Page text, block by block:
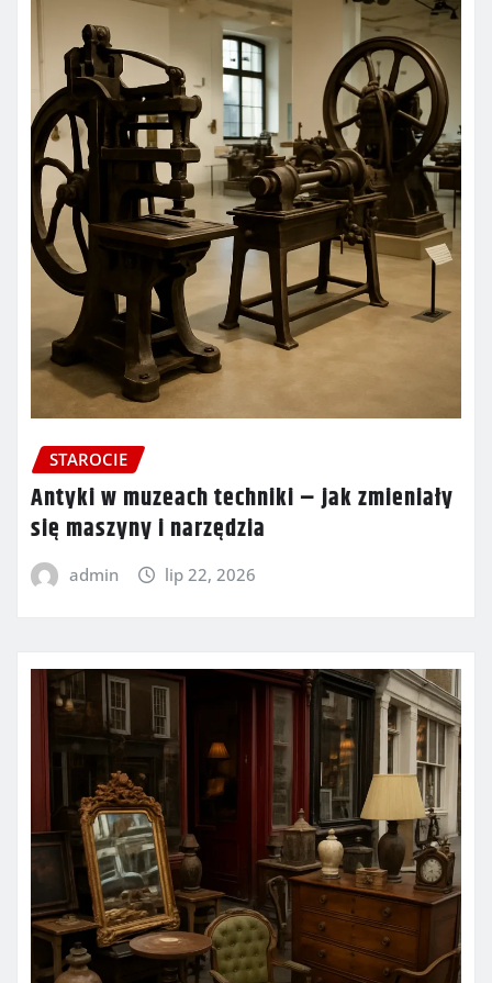
STAROCIE
Antyki w muzeach techniki – jak zmieniały
się maszyny i narzędzia
admin lip 22, 2026